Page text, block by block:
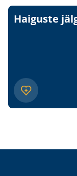
Haiguste